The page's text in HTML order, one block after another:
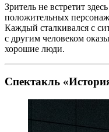
Зритель не встретит
положительных
Каждый сталкивался с
с другим человеком
хорошие люди.
Спектакль